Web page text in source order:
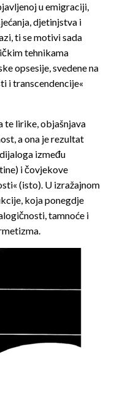
u emigraciji,
djetinjstva i
ti se motivi sada
tehnikama
opsesije, svedene na
i transcendencije«
te lirike, objašnjava
a ona je rezultat
između
i čovjekove
(isto). U izražajnom
koja ponegdje
tamnoće i